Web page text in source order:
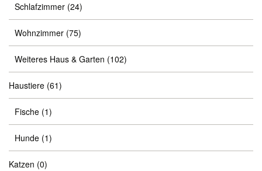
Schlafzimmer (24)
Wohnzimmer (75)
Weiteres Haus & Garten (102)
Haustiere (61)
Fische (1)
Hunde (1)
Katzen (0)